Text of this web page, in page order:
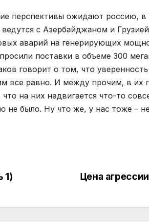
перспективы ожидают россию,
с Азербайджаном и
аварий на генерирующих
поставки в объеме 300
говорит о том, что
все равно. И между прочим, в их
на них надвигается что-то
не было. Ну что же, у нас тоже –
Цена
1)